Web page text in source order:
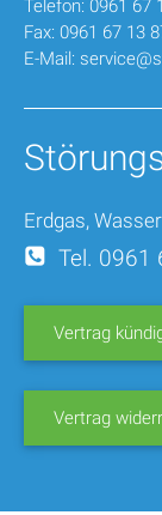
Telefon: 0961 67
Fax: 0961 67 13
E-Mail:
Erdgas,
Tel. 0961
Vertrag
Vertrag